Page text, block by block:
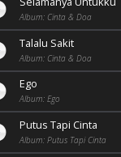
Album: Cinta & Doa
Talalu Sakit
Album: Cinta & Doa
Ego
Album: Ego
Putus Tapi Cinta
Album: Putus Tapi Cinta